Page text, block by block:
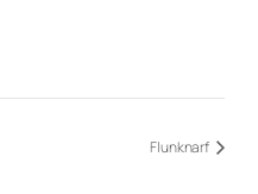
Flunknarf